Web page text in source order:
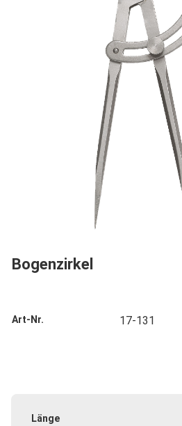
Bogenzirkel
Art-Nr. 17-131
Länge